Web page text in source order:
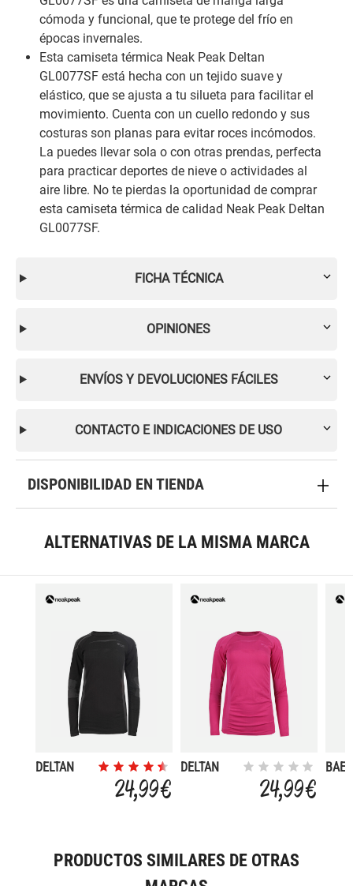
cómoda y funcional, que te protege del frío en
épocas invernales.
Esta camiseta térmica Neak Peak Deltan
GL0077SF está hecha con un tejido suave y
elástico, que se ajusta a tu silueta para facilitar el
movimiento. Cuenta con un cuello redondo y sus
costuras son planas para evitar roces incómodos.
La puedes llevar sola o con otras prendas, perfecta
para practicar deportes de nieve o actividades al
aire libre. No te pierdas la oportunidad de comprar
esta camiseta térmica de calidad Neak Peak Deltan
GL0077SF.
FICHA TÉCNICA
OPINIONES
ENVÍOS Y DEVOLUCIONES FÁCILES
CONTACTO E INDICACIONES DE USO
DISPONIBILIDAD EN TIENDA
ALTERNATIVAS DE LA MISMA MARCA
DELTAN
24,99 €
DELTAN
24,99 €
BAEZ
PRODUCTOS SIMILARES DE OTRAS